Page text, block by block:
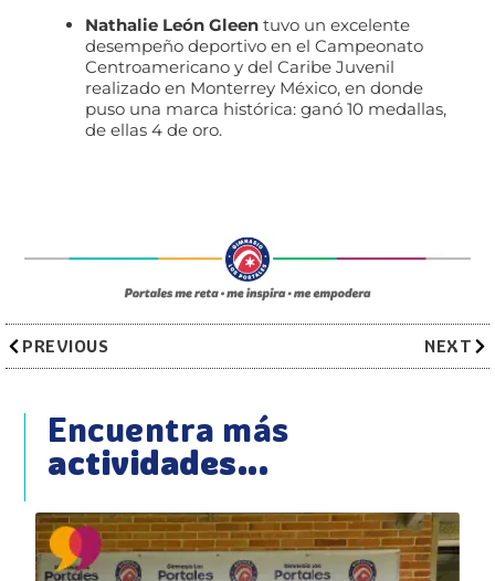
Nathalie León Gleen tuvo un excelente
desempeño deportivo en el Campeonato
Centroamericano y del Caribe Juvenil
realizado en Monterrey México, en donde
puso una marca histórica: ganó 10 medallas,
de ellas 4 de oro.
PREVIOUS NEXT
Encuentra más
actividades...